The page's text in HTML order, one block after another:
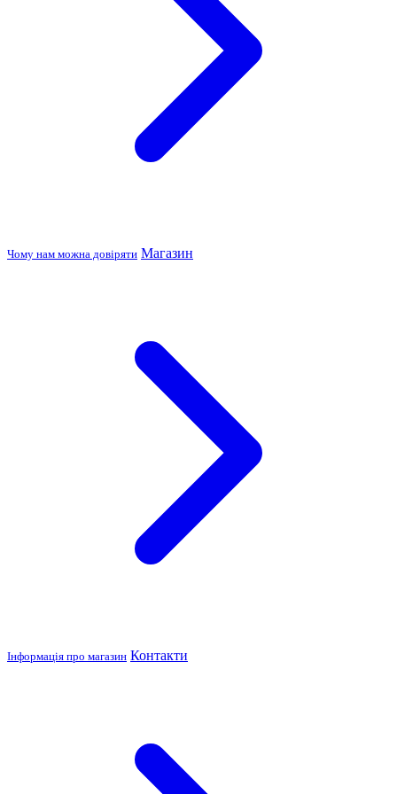
Чому нам можна довіряти Магазин
Інформація про магазин Контакти